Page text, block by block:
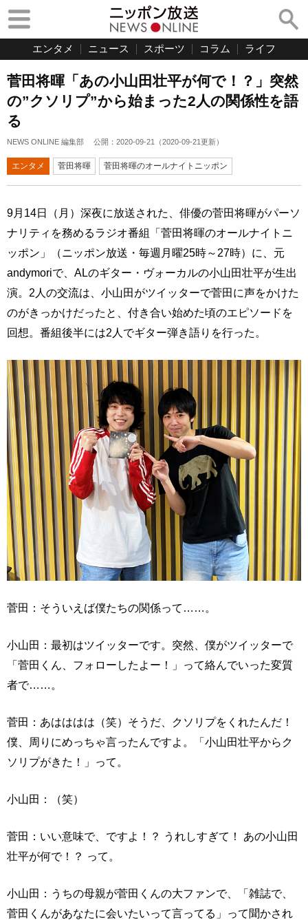
エンタメ ニュース スポーツ コラム ライフ
菅田将暉「あの小山田壮平が何で！？」突然
の”クソリプ”から始まった2人の関係性を語
る
NEWS ONLINE 編集部 公開： 2020-09-21 （2020-09-21更新）
エンタメ 菅田将暉 菅田将暉のオールナイトニッポン
9月14日（月）深夜に放送された、俳優の菅田将暉がパーソ
ナリティを務めるラジオ番組「菅田将暉のオールナイトニ
ッポン」（ニッポン放送・毎週月曜25時～27時）に、元
andymoriで、ALのギター・ヴォーカルの小山田壮平が生出
演。2人の交流は、小山田がツイッターで菅田に声をかけた
のがきっかけだったと、付き合い始めた頃のエピソードを
回想。番組後半には2人でギター弾き語りを行った。
菅田：そういえば僕たちの関係って……。
小山田：最初はツイッターです。突然、僕がツイッターで
「菅田くん、フォローしたよー！」って絡んでいった変質
者で……。
菅田：あはははは（笑）そうだ、クソリプをくれたんだ！
僕、周りにめっちゃ言ったんですよ。「小山田壮平からク
ソリプがきた！」って。
小山田：（笑）
菅田：いい意味で、ですよ！？ うれしすぎて！ あの小山田
壮平が何で！？ って。
小山田：うちの母親が菅田くんの大ファンで、「雑誌で、
菅田くんがあなたに会いたいって言ってる」って聞かされ